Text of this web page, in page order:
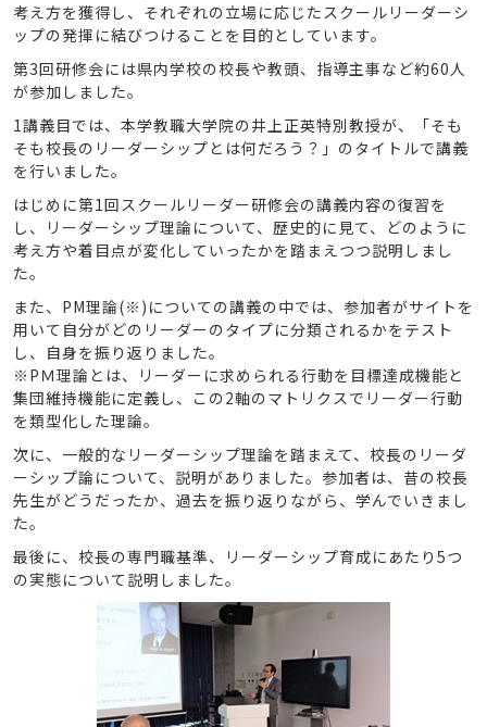
考え方を獲得し、それぞれの立場に応じたスクールリーダーシ
ップの発揮に結びつけることを目的としています。
第3回研修会には県内学校の校長や教頭、指導主事など約60人
が参加しました。
1講義目では、本学教職大学院の井上正英特別教授が、「そも
そも校長のリーダーシップとは何だろう？」のタイトルで講義
を行いました。
はじめに第1回スクールリーダー研修会の講義内容の復習を
し、リーダーシップ理論について、歴史的に見て、どのように
考え方や着目点が変化していったかを踏まえつつ説明しまし
た。
また、PM理論(※)についての講義の中では、参加者がサイトを
用いて自分がどのリーダーのタイプに分類されるかをテスト
し、自身を振り返りました。
※PＭ理論とは、リーダーに求められる行動を目標達成機能と
集団維持機能に定義し、この2軸のマトリクスでリーダー行動
を類型化した理論。
次に、一般的なリーダーシップ理論を踏まえて、校長のリーダ
ーシップ論について、説明がありました。参加者は、昔の校長
先生がどうだったか、過去を振り返りながら、学んでいきまし
た。
最後に、校長の専門職基準、リーダーシップ育成にあたり5つ
の実態について説明しました。